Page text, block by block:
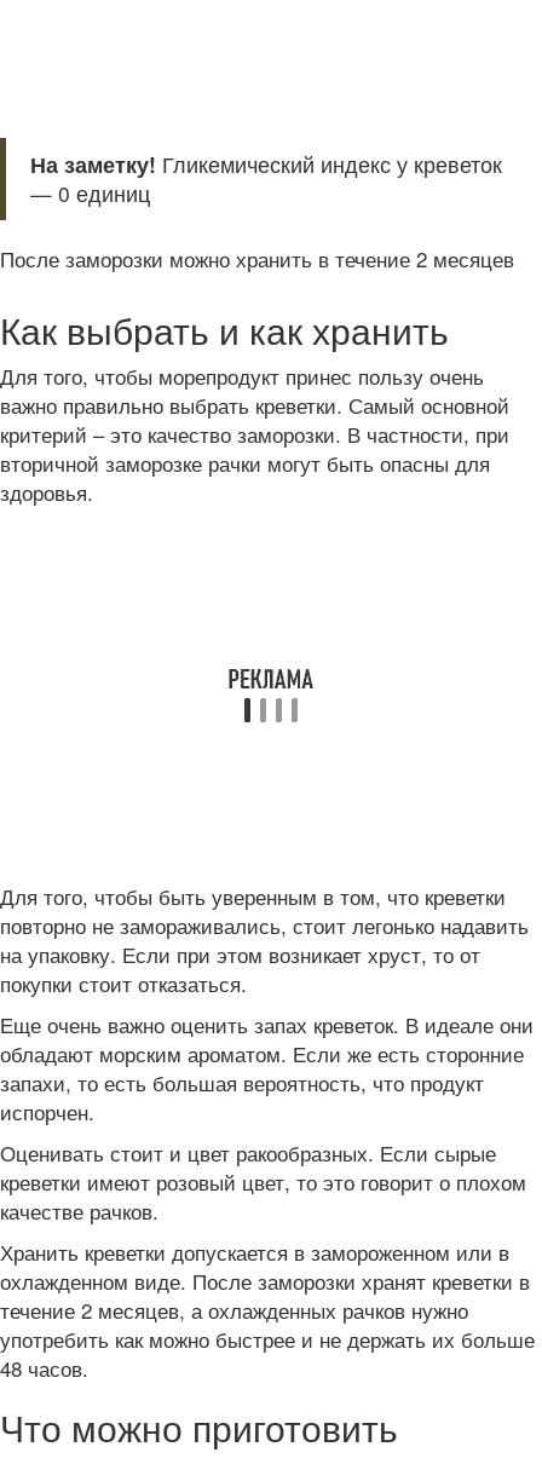
На заметку! Гликемический индекс у креветок
— 0 единиц
После заморозки можно хранить в течение 2 месяцев
Как выбрать и как хранить
Для того, чтобы морепродукт принес пользу очень
важно правильно выбрать креветки. Самый основной
критерий – это качество заморозки. В частности, при
вторичной заморозке рачки могут быть опасны для
здоровья.
Для того, чтобы быть уверенным в том, что креветки
повторно не замораживались, стоит легонько надавить
на упаковку. Если при этом возникает хруст, то от
покупки стоит отказаться.
Еще очень важно оценить запах креветок. В идеале они
обладают морским ароматом. Если же есть сторонние
запахи, то есть большая вероятность, что продукт
испорчен.
Оценивать стоит и цвет ракообразных. Если сырые
креветки имеют розовый цвет, то это говорит о плохом
качестве рачков.
Хранить креветки допускается в замороженном или в
охлажденном виде. После заморозки хранят креветки в
течение 2 месяцев, а охлажденных рачков нужно
употребить как можно быстрее и не держать их больше
48 часов.
Что можно приготовить